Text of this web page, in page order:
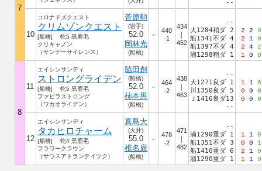
7
--
10
コロナドズクエスト
クリムゾンクエスト
[船橋] 牝5 黒鹿毛
クリキャノン
（サンデーサイレンス）
菅原勲
(岩手)
52.0
岡林光
(船橋)
－
440
-1
434
｜
452
--
大1284稍ダ 2
船1341不ダ 4
船1397不ダ 4
浦1298稍ダ 1
2 2 0
2 1 0
2 4 2
1 0 0
8
11
エイシンサンディ
ストロングライデン
[船橋] 牝5 黒鹿毛
ファビラストロング
（ワカオライデン）
脇田創
(船橋)
52.0
柿本男
(船橋)
－
464
-2
438
｜
463
--
大1271良ダ 1
川1350良ダ 5
Ｊ1416良ダ13
--
1 1 0
0 0 0
0 0 0
12
エイシンサンディ
タカヒロチャーム
[船橋] 牝4 黒鹿毛
フラワークラウン
（サウスアトランテイツク）
真島大
(大井)
55.0
椎名廣
(船橋)
－
478
-2
471
｜
482
--
浦1290重ダ 1
船1351不ダ 3
船1410重ダ 6
浦1290重ダ 1
1 1 0
0 0 1
2 1 0
1 1 0